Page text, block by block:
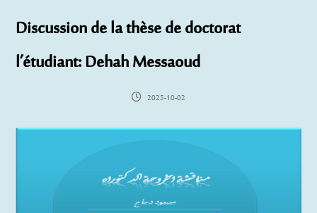
Discussion de la thèse de doctorat
l’étudiant: Dehah Messaoud
2025-10-02